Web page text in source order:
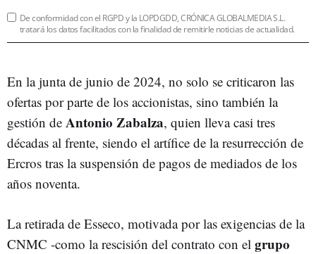
De conformidad con el RGPD y la LOPDGDD, CRÓNICA GLOBALMEDIA S.L.
tratará los datos facilitados con la finalidad de remitirle noticias de actualidad.
En la junta de junio de 2024, no solo se criticaron las
ofertas por parte de los accionistas, sino también la
gestión de Antonio Zabalza, quien lleva casi tres
décadas al frente, siendo el artífice de la resurrección de
Ercros tras la suspensión de pagos de mediados de los
años noventa.
La retirada de Esseco, motivada por las exigencias de la
CNMC -como la rescisión del contrato con el grupo